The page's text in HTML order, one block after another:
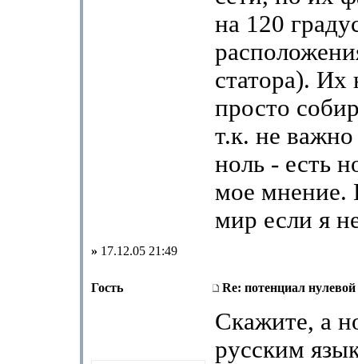
на 120
статора).
просто
т.к. не
ноль - есть
мое мнение.
мир если я
» 17.12.05 21:49
Гость Re: потенциал
Скажите, а
русским